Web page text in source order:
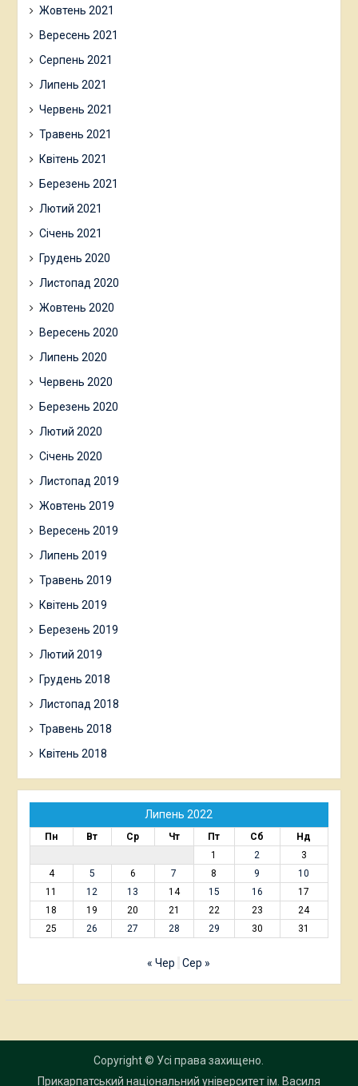
Жовтень 2021
Вересень 2021
Серпень 2021
Липень 2021
Червень 2021
Травень 2021
Квітень 2021
Березень 2021
Лютий 2021
Січень 2021
Грудень 2020
Листопад 2020
Жовтень 2020
Вересень 2020
Липень 2020
Червень 2020
Березень 2020
Лютий 2020
Січень 2020
Листопад 2019
Жовтень 2019
Вересень 2019
Липень 2019
Травень 2019
Квітень 2019
Березень 2019
Лютий 2019
Грудень 2018
Листопад 2018
Травень 2018
Квітень 2018
Липень 2022
Пн Вт Ср Чт Пт Сб
Нд
1
2
3
4
5 6 7 8 9
10
11
12 13 14 15 16
17
18
19 20 21 22 23
24
25
26 27 28 29 30 31
« Чер Сер »
Copyright © Усі права захищено.
Прикарпатський національний університет ім. Василя